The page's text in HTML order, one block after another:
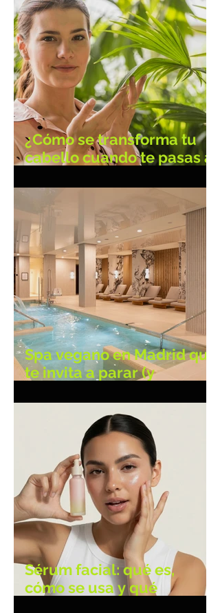
¿Cómo se transforma tu
cabello cuando te pasas a
Spa vegano en Madrid que
te invita a parar (y
Sérum facial: qué es,
cómo se usa y qué